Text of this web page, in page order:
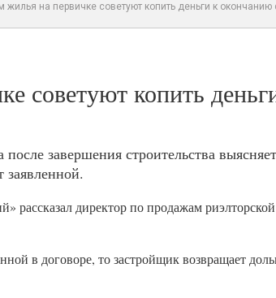
жилья на первичке советуют копить деньги к окончанию
советуют копить
завершения строительства
заявленной.
рассказал директор по продажам
в договоре, то застройщик возвращает